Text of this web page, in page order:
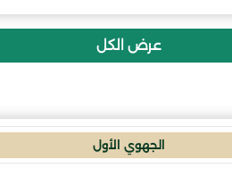
30
عرض الكل
الجهوي الأول